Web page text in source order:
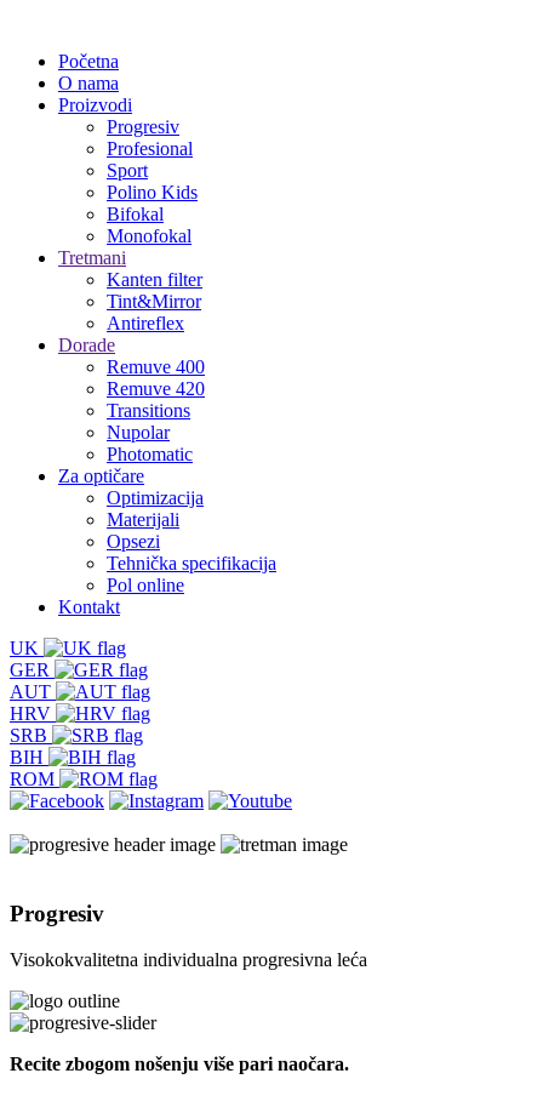
Početna
O nama
Proizvodi
Progresiv
Profesional
Sport
Polino Kids
Bifokal
Monofokal
Tretmani
Kanten filter
Tint&Mirror
Antireflex
Dorade
Remuve 400
Remuve 420
Transitions
Nupolar
Photomatic
Za optičare
Optimizacija
Materijali
Opsezi
Tehnička specifikacija
Pol online
Kontakt
UK
GER
AUT
HRV
SRB
BIH
ROM
Progresiv
Visokokvalitetna individualna progresivna leća
Recite zbogom nošenju više pari naočara.